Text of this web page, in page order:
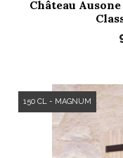
Château
150 CL - MAGNUM